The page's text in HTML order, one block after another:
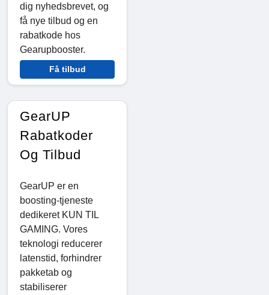
dig nyhedsbrevet, og
få nye tilbud og en
rabatkode hos
Gearupbooster.
Få tilbud
GearUP
Rabatkoder
Og Tilbud
GearUP er en
boosting-tjeneste
dedikeret KUN TIL
GAMING. Vores
teknologi reducerer
latenstid, forhindrer
pakketab og
stabiliserer